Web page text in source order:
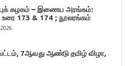
கழகம் – இணைய அரங்கம்:
173 & 174 ; நூலரங்கம்
வட்டம், 7ஆவது ஆண்டு தமிழ் விழா,